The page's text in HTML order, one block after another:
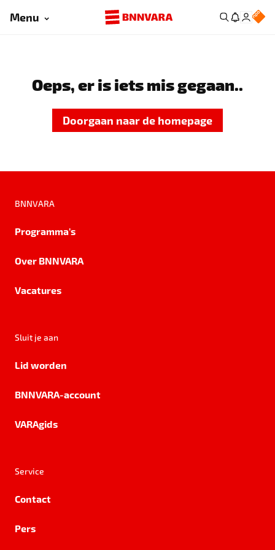
Menu
Oeps, er is iets mis gegaan..
Doorgaan naar de homepage
BNNVARA
Programma's
Over BNNVARA
Vacatures
Sluit je aan
Lid worden
BNNVARA-account
VARAgids
Service
Contact
Pers